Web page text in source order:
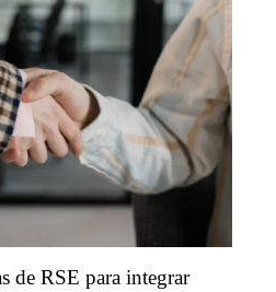
de RSE para integrar